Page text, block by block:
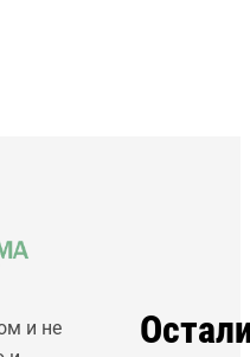
и не